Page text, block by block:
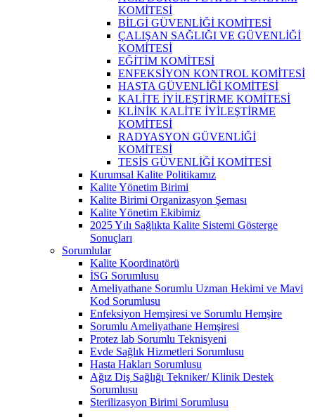
KOMİTESİ
BİLGİ GÜVENLİĞİ KOMİTESİ
ÇALIŞAN SAĞLIĞI VE GÜVENLİĞİ
KOMİTESİ
EĞİTİM KOMİTESİ
ENFEKSİYON KONTROL KOMİTESİ
HASTA GÜVENLİĞİ KOMİTESİ
KALİTE İYİLEŞTİRME KOMİTESİ
KLİNİK KALİTE İYİLEŞTİRME
KOMİTESİ
RADYASYON GÜVENLİĞİ
KOMİTESİ
TESİS GÜVENLİĞİ KOMİTESİ
Kurumsal Kalite Politikamız
Kalite Yönetim Birimi
Kalite Birimi Organizasyon Şeması
Kalite Yönetim Ekibimiz
2025 Yılı Sağlıkta Kalite Sistemi Gösterge
Sonuçları
Sorumlular
Kalite Koordinatörü
İSG Sorumlusu
Ameliyathane Sorumlu Uzman Hekimi ve Mavi
Kod Sorumlusu
Enfeksiyon Hemşiresi ve Sorumlu Hemşire
Sorumlu Ameliyathane Hemşiresi
Protez lab Sorumlu Teknisyeni
Evde Sağlık Hizmetleri Sorumlusu
Hasta Hakları Sorumlusu
Ağız Diş Sağlığı Tekniker/ Klinik Destek
Sorumlusu
Sterilizasyon Birimi Sorumlusu